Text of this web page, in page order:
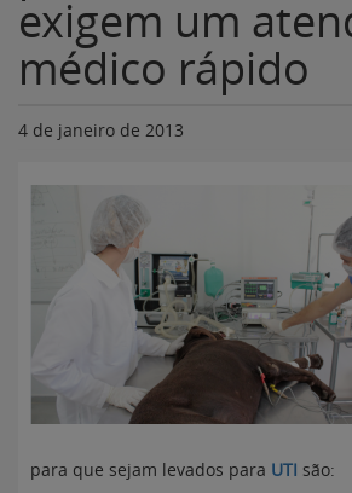
exigem um
médico rápido
4 de janeiro de 2013
para que sejam levados para UTI são: